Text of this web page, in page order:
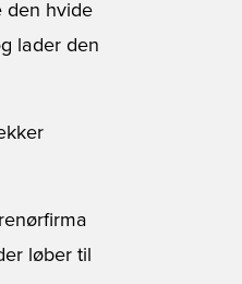
den hvide
lader den
løber til